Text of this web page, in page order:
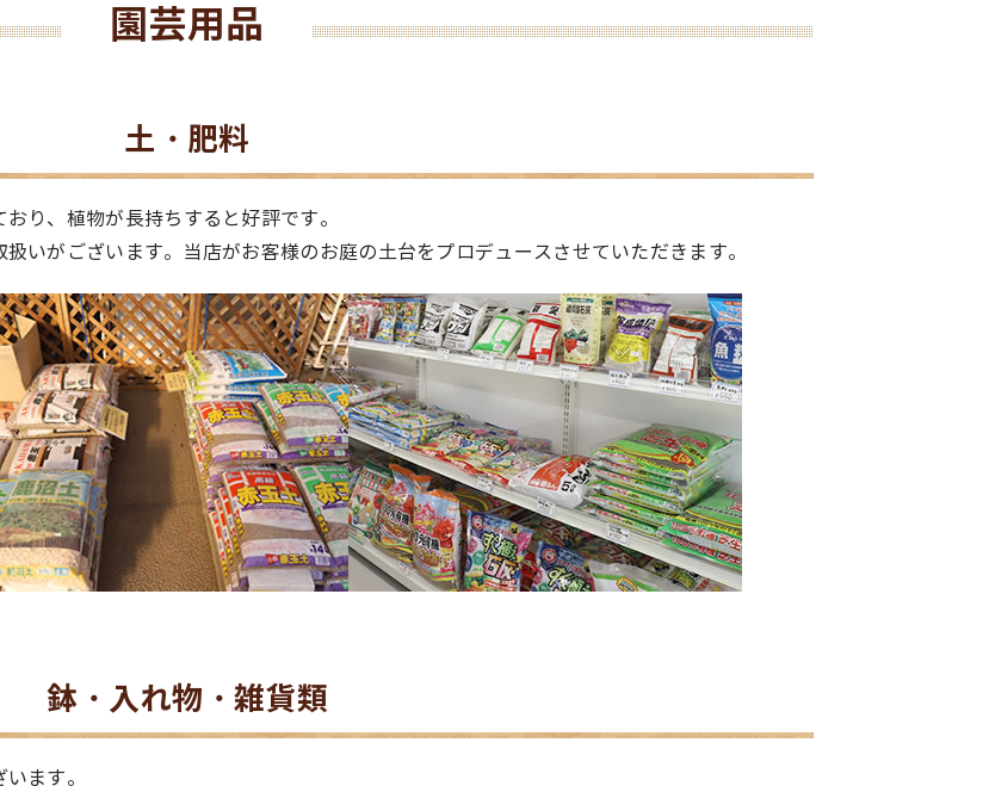
園芸用品
土・肥料
り、植物が長持ちすると好評です。
いがございます。当店がお客様のお庭の土台をプロデュースさせていただきます。
鉢・入れ物・雑貨類
ます。